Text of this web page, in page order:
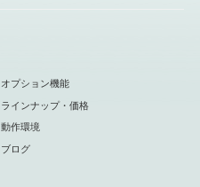
オプション機能
ラインナップ・価格
動作環境
ブログ